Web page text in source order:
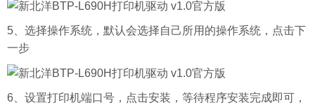
5、选择操作系统，默认会选择自己所用的操作系统，点击下
一步
6、设置打印机端口号，点击安装，等待程序安装完成即可，